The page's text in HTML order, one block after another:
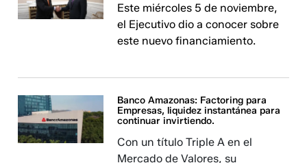
Este miércoles 5 de noviembre,
el Ejecutivo dio a conocer sobre
este nuevo financiamiento.
Banco Amazonas: Factoring para
Empresas, liquidez instantánea para
continuar invirtiendo.
Con un título Triple A en el
Mercado de Valores, su